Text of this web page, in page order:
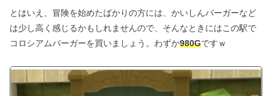
とはいえ、冒険を始めたばかりの方には、かいしんバーガーなど
は少し高く感じるかもしれませんので、そんなときにはこの駅で
コロシアムバーガーを買いましょう。わずか980Gですｗ